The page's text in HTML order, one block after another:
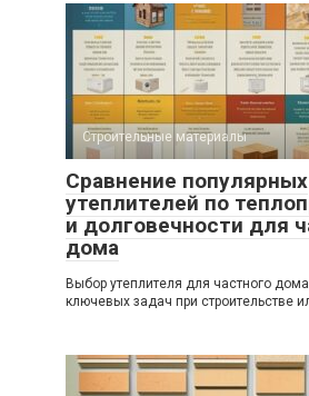
Строительные материалы
Сравнение популярных
утеплителей по
и долговечности для
дома
Выбор утеплителя для частного
ключевых задач при строительстве